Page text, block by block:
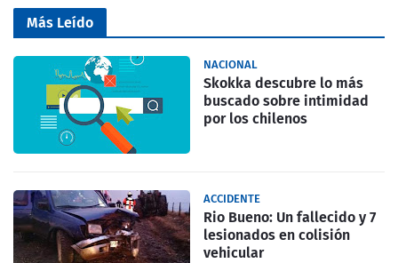
Más Leído
NACIONAL
Skokka descubre lo más
buscado sobre intimidad
por los chilenos
ACCIDENTE
Rio Bueno: Un fallecido y 7
lesionados en colisión
vehicular